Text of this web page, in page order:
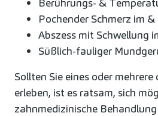
Pochender Schmerz im
Abszess mit Schwellung
Süßlich-fauliger
Sollten Sie eines oder
erleben, ist es ratsam, sich
zahnmedizinische